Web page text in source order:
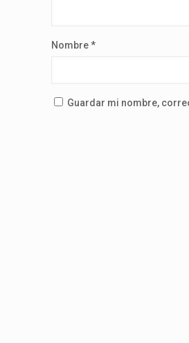
Nombre*
Guardar mi nombre,